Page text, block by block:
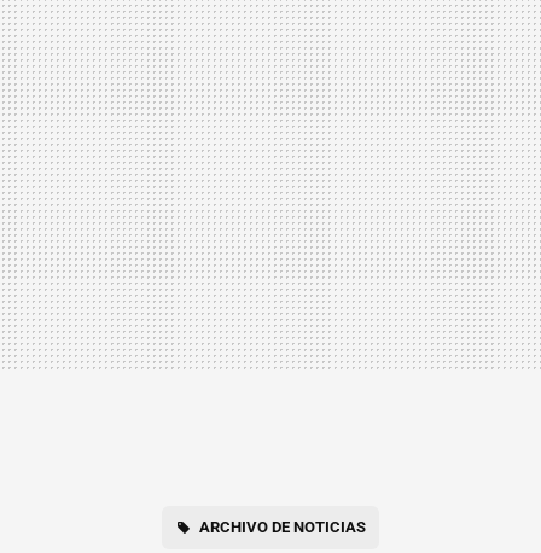
ARCHIVO DE NOTICIAS